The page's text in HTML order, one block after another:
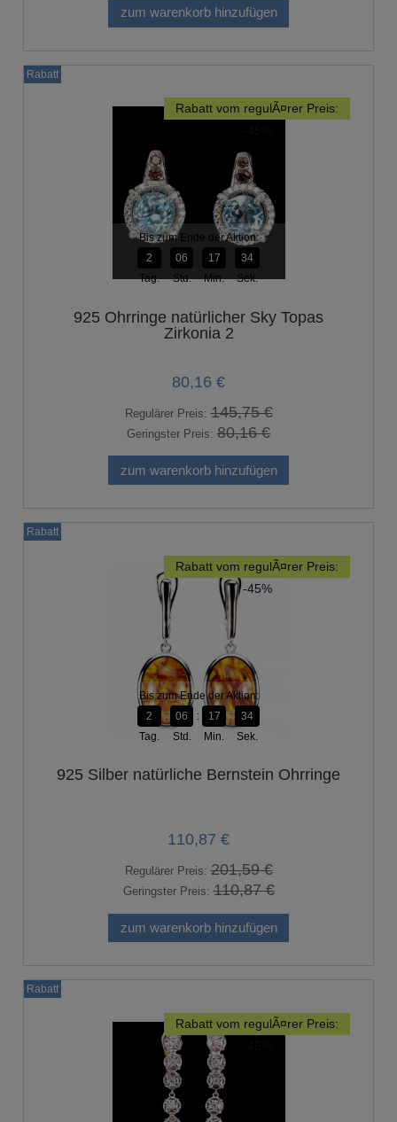
zum warenkorb hinzufügen
Rabatt vom regulÃ¤rer Preis:
Bis zum Ende der Aktion:
2
Tag.
06
Std.
17
Min.
33
Sek.
925 Ohrringe natürlicher Sky Topas
Zirkonia 2
80,16 €
Regulärer Preis:145,75 €
Geringster Preis: 80,16 €
zum warenkorb hinzufügen
Rabatt
Rabatt vom regulÃ¤rer Preis:
-45%
Bis zum Ende der Aktion:
2
Tag.
06
Std.
17
Min.
33
Sek.
925 Silber natürliche Bernstein Ohrringe
110,87 €
Regulärer Preis:201,59 €
Geringster Preis:110,87 €
zum warenkorb hinzufügen
Rabatt
Rabatt vom regulÃ¤rer Preis:
Rabatt